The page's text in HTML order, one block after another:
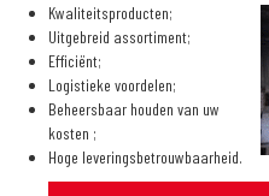
Kwaliteitsproducten;
Uitgebreid assortiment;
Efficiënt;
Logistieke voordelen;
Beheersbaar houden van uw
kosten ;
Hoge leveringsbetrouwbaarheid.